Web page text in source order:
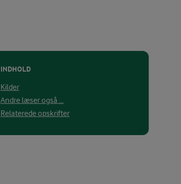
INDHOLD
Kilder
Andre læser også ...
Relaterede opskrifter